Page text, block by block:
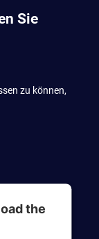
Sie
zu können,
the